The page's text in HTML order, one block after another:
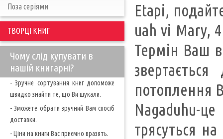
Etapi,
uah vi Mary, 4
Термін Ваш
потоплення
Nagaduhu-
трясуться
Поза серіями
ТВОРЦІ КНИГ
Чому слід купувати в
нашій книгарні?
- Зручне сортування книг допоможе
швидко знайти те, що Ви шукали.
- Зможете обрати зручний Вам спосіб
доставки.
- Ціни на книги Вас приємно вразять.